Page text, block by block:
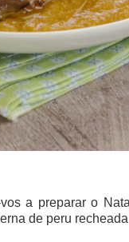
a preparar o
de peru